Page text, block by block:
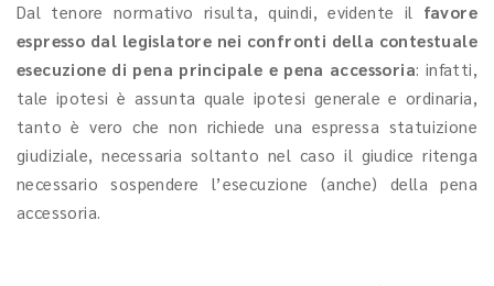
Dal tenore normativo risulta, quindi, evidente il favore
espresso dal legislatore nei confronti della contestuale
esecuzione di pena principale e pena accessoria: infatti,
tale ipotesi è assunta quale ipotesi generale e ordinaria,
tanto è vero che non richiede una espressa statuizione
giudiziale, necessaria soltanto nel caso il giudice ritenga
necessario sospendere l’esecuzione (anche) della pena
accessoria.